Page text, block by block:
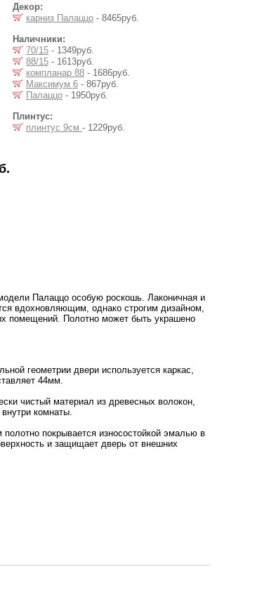
Декор:
карниз Палаццо - 8465руб.
Наличники:
70/15 - 1349руб.
88/15 - 1613руб.
компланар 88 - 1686руб.
Максимум 6 - 867руб.
Палаццо - 1950руб.
Плинтус:
плинтус 9см - 1229руб.
Палаццо особую роскошь. Лаконичная и
вдохновляющим, однако строгим дизайном,
помещений. Полотно может быть украшено
геометрии двери используется каркас,
44мм.
чистый материал из древесных волокон,
комнаты.
покрывается износостойкой эмалью в
и защищает дверь от внешних